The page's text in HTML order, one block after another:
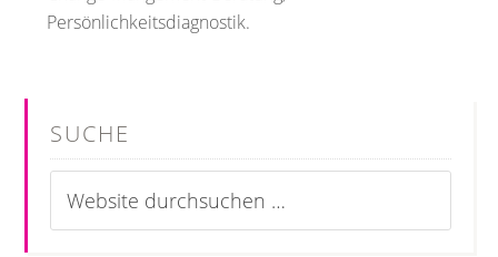
Persönlichkeitsdiagnostik.
SUCHE